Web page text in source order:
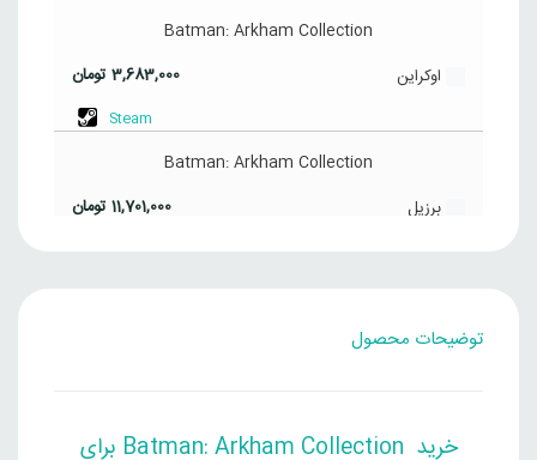
اوکراین
Batman: Arkham Collection
3,683,000تومان
Steam
برزیل
Batman: Arkham Collection
11,701,000تومان
ترکیه
توضیحات محصول
خرید Batman: Arkham Collection
برای